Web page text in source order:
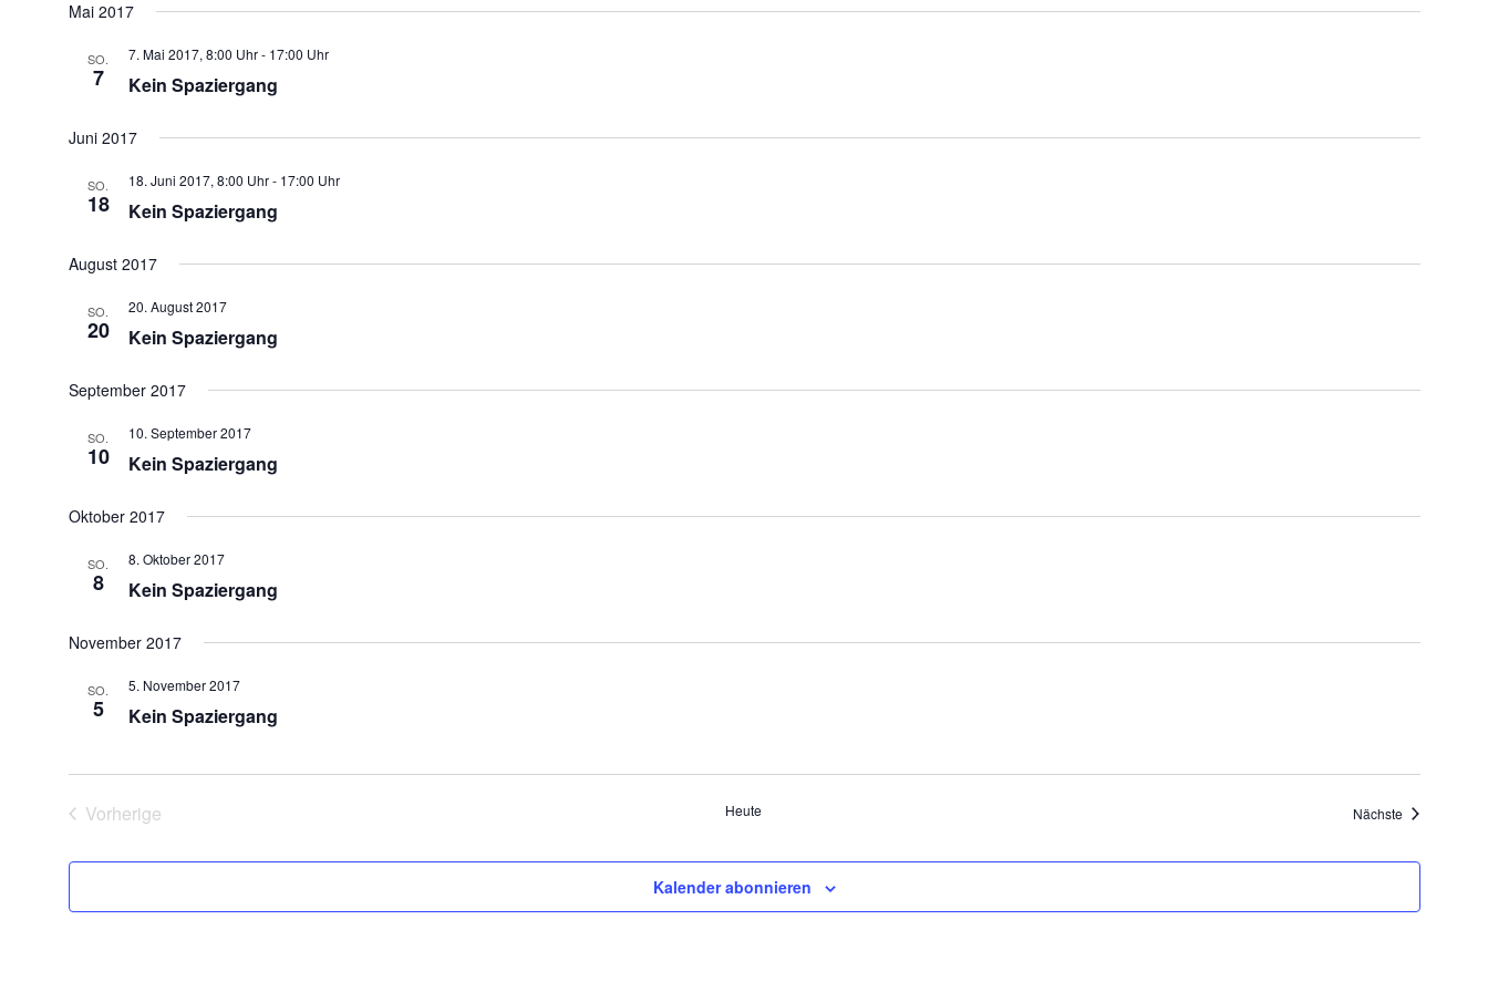
Mai 2017
SO.
7
7. Mai 2017, 8:00 Uhr- 17:00 Uhr
Kein Spaziergang
Juni 2017
SO.
18
18. Juni 2017, 8:00 Uhr- 17:00 Uhr
Kein Spaziergang
August 2017
SO.
20
20. August 2017
Kein Spaziergang
September 2017
SO.
10
10. September 2017
Kein Spaziergang
Oktober 2017
SO.
8
8. Oktober 2017
Kein Spaziergang
November 2017
SO.
5
5. November 2017
Kein Spaziergang
Vorherige
Heute Nächste
Kalender abonnieren